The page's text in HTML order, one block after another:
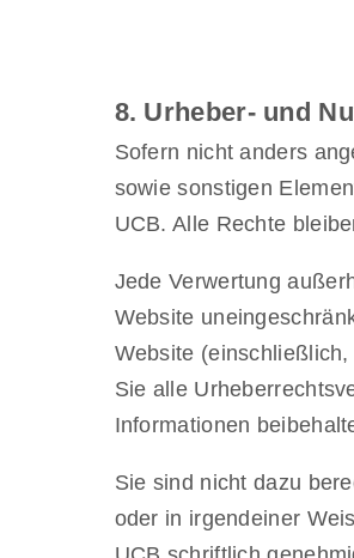
8. Urheber- und
Sofern nicht anders
sowie sonstigen
UCB. Alle Rechte
Jede Verwertung
Website
Website
Sie alle
Informationen
Sie sind nicht dazu
oder in irgendeiner